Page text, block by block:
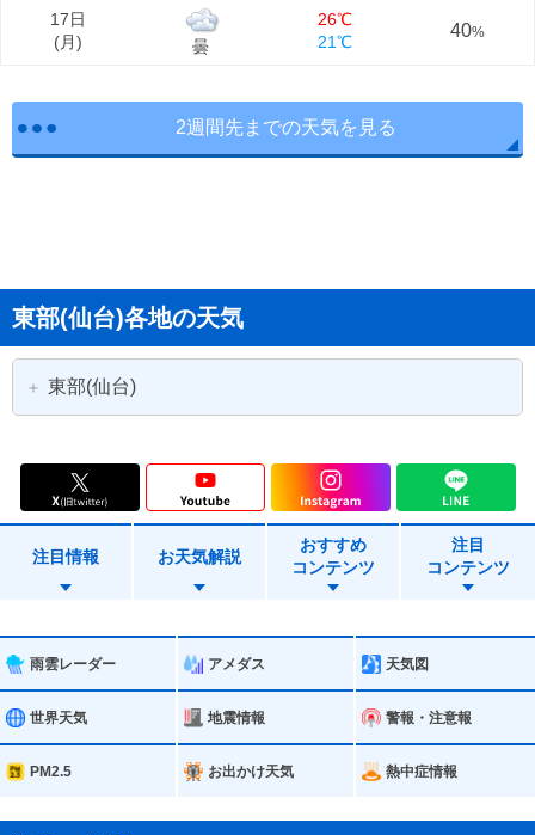
17日
(月) 曇
26℃
21℃
40%
2週間先までの天気を見る
東部(仙台)各地の天気
東部(仙台)
仙台市宮城野区 仙台市若林区
仙台市太白区 石巻市
名取市
多賀城市
登米市 栗原市
東松島市 大崎市
注目情報 お天気解説
おすすめ
コンテンツ
注目
コンテンツ
雨雲レーダー アメダス 天気図
世界天気 地震情報 警報・注意報
PM2.5 お出かけ天気 熱中症情報